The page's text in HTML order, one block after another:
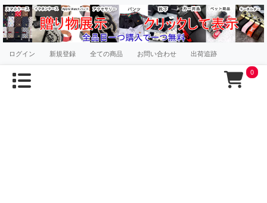
ログイン 新規登録 全ての商品 お問い合わせ 出荷追跡
0